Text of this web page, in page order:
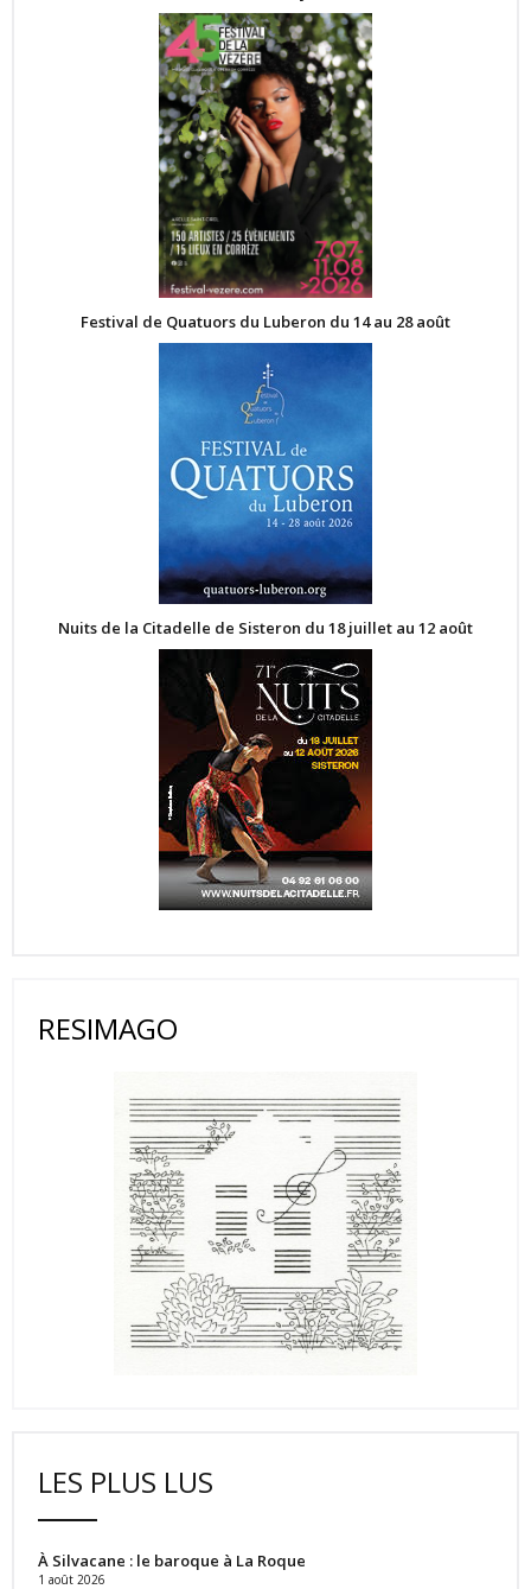
Festival de Quatuors du Luberon du 14 au 28 août
Nuits de la Citadelle de Sisteron du 18 juillet au 12 août
RESIMAGO
LES PLUS LUS
À Silvacane : le baroque à La Roque
1 août 2026